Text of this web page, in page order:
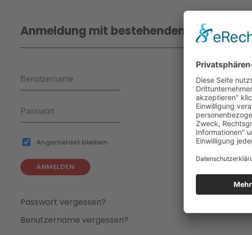
Anmeldung mit bestehendem Benutzer
Angemeldet bleiben
ANMELDEN
Passwort vergessen?
Benutzername vergessen?